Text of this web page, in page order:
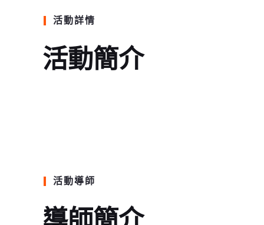
活動詳情
活動簡介
活動導師